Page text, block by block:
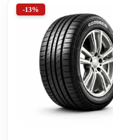
-13%